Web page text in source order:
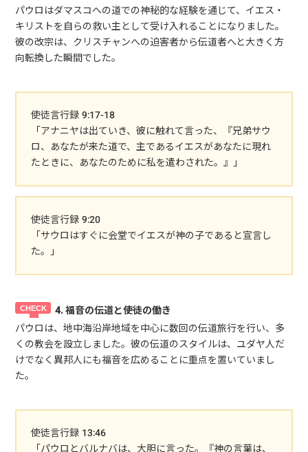
パウロはダマスコへの道での神秘的な経験を通じて、イエス・
キリストを自らの救い主として受け入れることになりました。
彼の改宗は、クリスチャンへの迫害者から伝道者へと大きく方
向転換した瞬間でした。
使徒言行録 9:17-18
「アナニヤは出ていき、彼に触れて言った、『兄弟サウ
ロ、あなたが来た道で、主であるイエスがあなたに現れ
たときに、あなたのために私を遣わされた。』」
使徒言行録 9:20
「サウロはすぐに会堂でイエスが神の子であると宣言し
た。」
4. 福音の伝道と使徒の働き
パウロは、地中海沿岸地域を中心に数回の伝道旅行を行い、多
くの教会を設立しました。彼の伝道のスタイルは、ユダヤ人だ
けでなく異邦人にも福音を広めることに重点を置いていまし
た。
使徒言行録 13:46
「パウロとバルナバは、大胆に言った。『神の言葉は、